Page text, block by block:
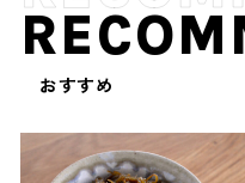
おすすめ